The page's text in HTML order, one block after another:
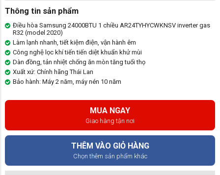
Thông tin sản phẩm
Điều hòa Samsung 24000BTU 1 chiều AR24TYHYCWKNSV inverter gas
R32 (model 2020)
Làm lạnh nhanh, tiết kiệm điện, vận hành êm
Công nghệ lọc khí tiến tiến diệt khuẩn khử mùi
Dàn đồng, tản nhiệt chống ăn mòn tăng tuổi thọ
Xuất xứ: Chính hãng Thái Lan
Bảo hành: Máy 2 năm, máy nén 10 năm
MUA NGAY
Giao hàng tận nơi
THÊM VÀO GIỎ HÀNG
Chọn thêm sản phẩm khác